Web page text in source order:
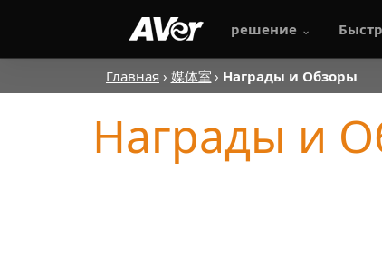
решение
Главная 媒体室 Награды и Обзоры
Награды и